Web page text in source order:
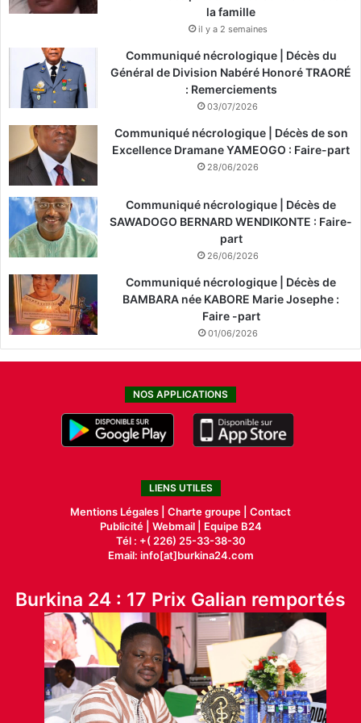
la famille
il y a 2 semaines
Communiqué nécrologique | Décès du
Général de Division Nabéré Honoré TRAORÉ
: Remerciements
03/07/2026
Communiqué nécrologique | Décès de son
Excellence Dramane YAMEOGO : Faire-part
28/06/2026
Communiqué nécrologique | Décès de
SAWADOGO BERNARD WENDIKONTE : Faire-
part
26/06/2026
Communiqué nécrologique | Décès de
BAMBARA née KABORE Marie Josephe :
Faire -part
01/06/2026
NOS APPLICATIONS
LIENS UTILES
Mentions Légales | Charte groupe | Contact
Publicité| Webmail |
Equipe B24
Tél : +( 226) 25-33-38-30
Email: info[at]burkina24.com
Burkina 24 : 17 Prix Galian remportés